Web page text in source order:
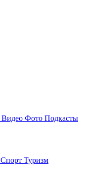
Видео Фото Подкасты
Спорт Туризм